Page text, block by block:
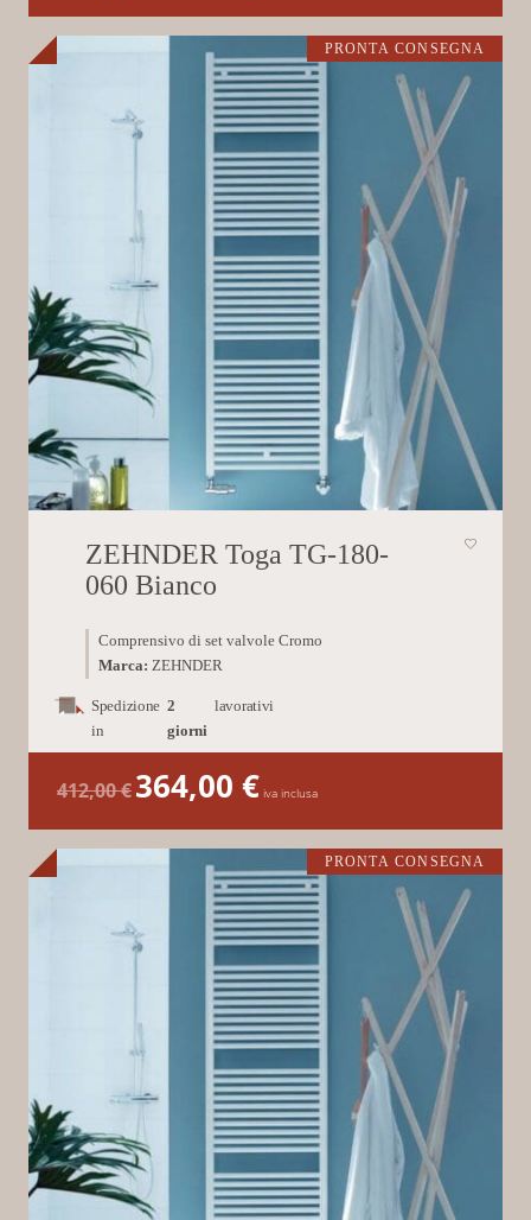
569,00 €
a
593,00 €
PRONTA CONSEGNA
ZEHNDER Toga TG-180-
060 Bianco
Comprensivo di set valvole Cromo
Marca: ZEHNDER
Spedizione
in
2
giorni
lavorativi
412,00€ Il
prezzo
originale
412,00 €.
364,00 €Il
prezzo
364,00 €.
iva inclusa
PRONTA CONSEGNA